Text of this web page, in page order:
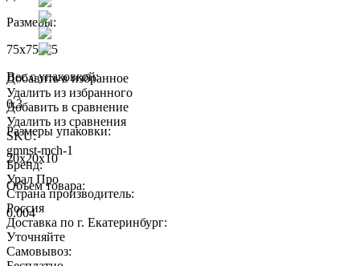
Размеры:
75x75x75
Вес с упаковкой:
0.3
Размеры упаковки:
20x20x10
Объем товара:
0.004
Добавить в избранное
Удалить из избранного
Добавить в сравнение
Удалить из сравнения
SKU:
gmnst-mch-1
Бренд:
Урал Про
Страна производитель:
Россия
Доставка по г. Екатеринбург:
Уточняйте
Самовывоз: